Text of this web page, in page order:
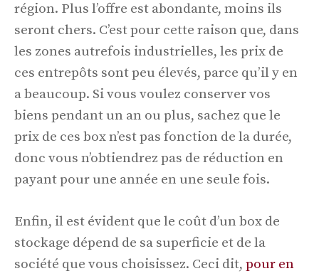
région. Plus l’offre est abondante, moins ils
seront chers. C’est pour cette raison que, dans
les zones autrefois industrielles, les prix de
ces entrepôts sont peu élevés, parce qu’il y en
a beaucoup. Si vous voulez conserver vos
biens pendant un an ou plus, sachez que le
prix de ces box n’est pas fonction de la durée,
donc vous n’obtiendrez pas de réduction en
payant pour une année en une seule fois.
Enfin, il est évident que le coût d’un box de
stockage dépend de sa superficie et de la
société que vous choisissez. Ceci dit, pour en